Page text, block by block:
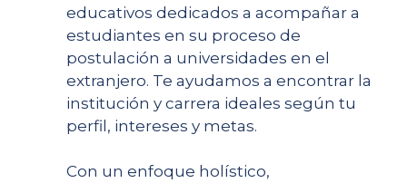
educativos dedicados a acompañar a
estudiantes en su proceso de
postulación a universidades en el
extranjero. Te ayudamos a encontrar la
institución y carrera ideales según tu
perfil, intereses y metas.
Con un enfoque holístico,